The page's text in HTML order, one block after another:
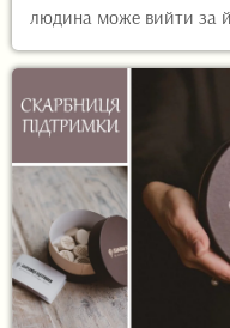
людина може вийти за